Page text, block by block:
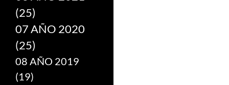
(25)
07 AÑO 2020
(25)
08 AÑO 2019
(19)